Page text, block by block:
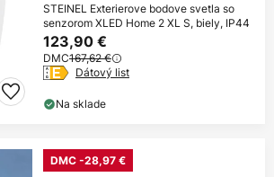
STEINEL Exterierove bodove svetla so
senzorom XLED Home 2 XL S, biely, IP44
123,90 €
DMC167,62 €
Dátový list
Na sklade
DMC -28,97 €